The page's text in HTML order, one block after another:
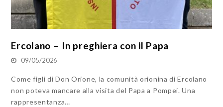
Ercolano – In preghiera con il Papa
09/05/2026
Come figli di Don Orione, la comunità orionina di Ercolano
non poteva mancare alla visita del Papa a Pompei. Una
rappresentanza…